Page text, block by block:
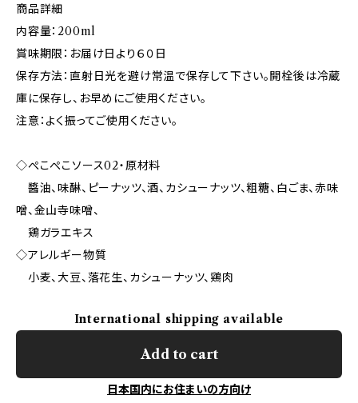
商品詳細
内容量：200ml
賞味期限：お届け日より６０日
保存方法：直射日光を避け常温で保存して下さい。開栓後は冷蔵
庫に保存し、お早めにご使用ください。
注意：よく振ってご使用ください。
◇ぺこぺこソース02・原材料
醬油、味醂、ピーナッツ、酒、カシューナッツ、粗糖、白ごま、赤味
噌、金山寺味噌、
鶏ガラエキス
◇アレルギー物質
小麦、大豆、落花生、カシューナッツ、鶏肉
International shipping available
Add to cart
日本国内にお住まいの方向け